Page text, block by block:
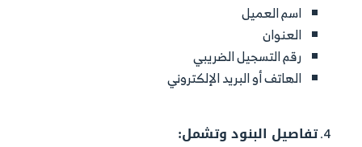
اسم العميل
العنوان
رقم التسجيل الضريبي
الهاتف أو البريد الإلكتروني
تفاصيل البنود وتشمل: